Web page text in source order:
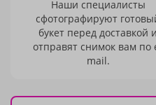
Наши специалисты
сфотографируют
букет перед доставкой и
отправят снимок вам по
mail.